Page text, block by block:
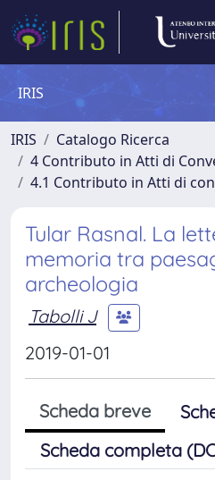
IRIS
IRIS
Catalogo Ricerca
4 Contributo in Atti di
4.1 Contributo in Atti di
Tular Rasnal. La
memoria tra
archeologia
Tabolli J
2019-01-01
Scheda breve
Scheda completa